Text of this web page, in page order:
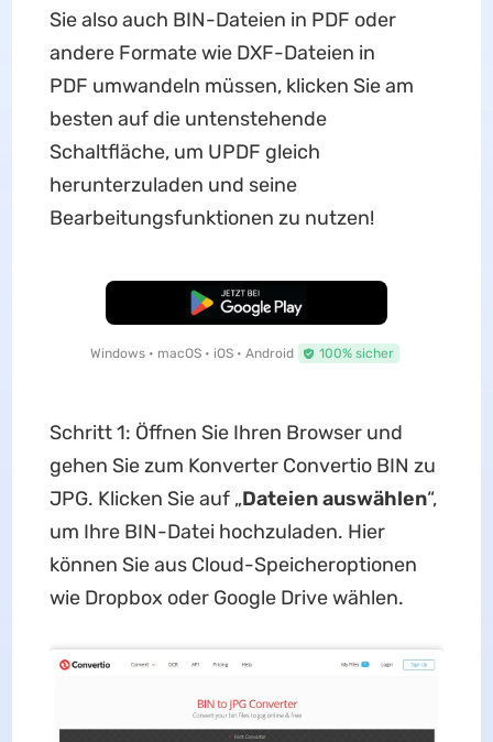
Sie also auch BIN-Dateien in PDF oder
andere Formate wie DXF-Dateien in
PDF umwandeln müssen, klicken Sie am
besten auf die untenstehende
Schaltfläche, um UPDF gleich
herunterzuladen und seine
Bearbeitungsfunktionen zu nutzen!
Kostenloser Download
Windows • macOS • iOS • Android 100% sicher
Schritt 1: Öffnen Sie Ihren Browser und
gehen Sie zum Konverter Convertio BIN zu
JPG. Klicken Sie auf „Dateien auswählen“,
um Ihre BIN-Datei hochzuladen. Hier
können Sie aus Cloud-Speicheroptionen
wie Dropbox oder Google Drive wählen.